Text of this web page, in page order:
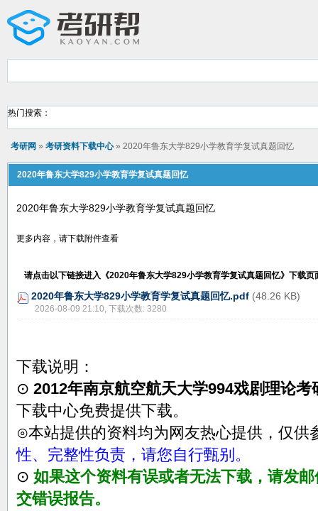
热门搜索：
考研网 » 考研资料下载中心» 2020年鲁东大学829小学教育学复试真题回忆
2020年鲁东大学829小学教育学复试真题回忆
2020年鲁东大学829小学教育学复试真题回忆
更多内容，请下载附件查看
请点击以下链接进入《2020年鲁东大学829小学教育学复试真题回忆》下载页
2020年鲁东大学829小学教育学复试真题回忆.pdf (48.26 KB)
2026-08-09 21:10, 下载次数: 3280
下载说明：
⊙ 2012年南京航空航天大学994戏剧理论
下载中心免费提供下载。
⊙本站提供的资料均为网友热心提供，仅供
性、完整性负责，请您自行甄别。
⊙ 如果这个资料有误或者无法下载，请发
交错误报告。